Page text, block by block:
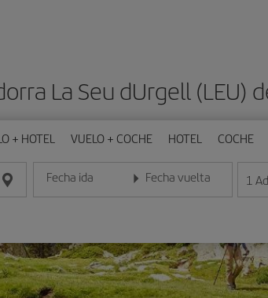
La Seu dUrgell (LEU)
+ HOTEL VUELO + COCHE HOTEL COCHE
Fecha ida
Introduce la fecha en formato día/mes/año
Fecha vuelta
Introduce la fecha en formato
1